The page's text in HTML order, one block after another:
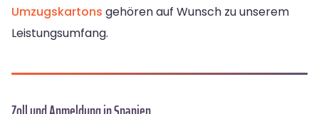
Umzugskartons gehören auf Wunsch zu unserem
Leistungsumfang.